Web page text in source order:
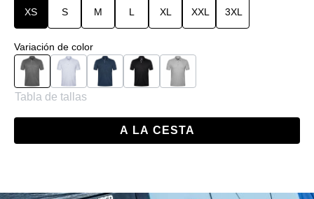
XS S M L XL XXL 3XL
Seleccione
Variación de color
CharcoalBlanco Navy Negro Gris
Tabla de tallas
A LA CESTA